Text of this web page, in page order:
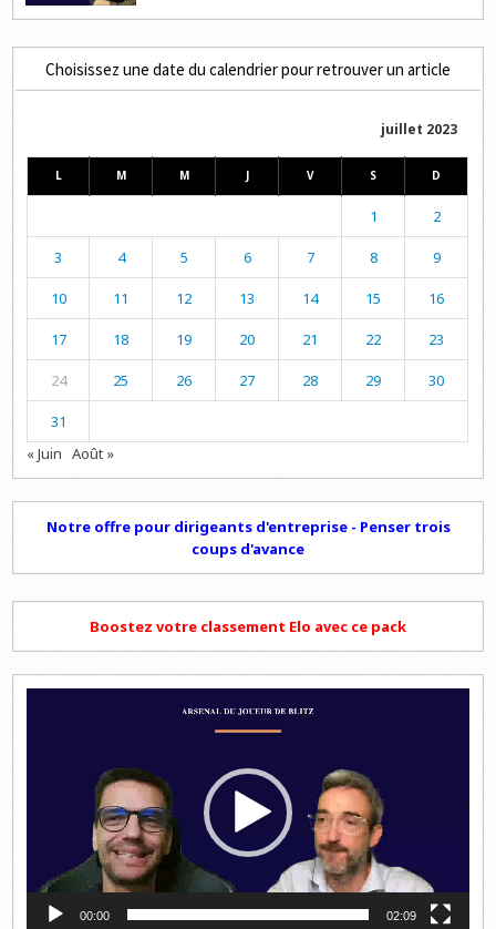
Choisissez une date du calendrier pour retrouver un article
juillet 2023
L M M J V S D
1 2
3 4 5 6 7 8 9
10 11 12 13 14 15 16
17 18 19 20 21 22 23
24 25 26 27 28 29 30
31
« Juin Août »
Notre offre pour dirigeants d'entreprise - Penser trois
coups d'avance
Boostez votre classement Elo avec ce pack
00:00 02:09